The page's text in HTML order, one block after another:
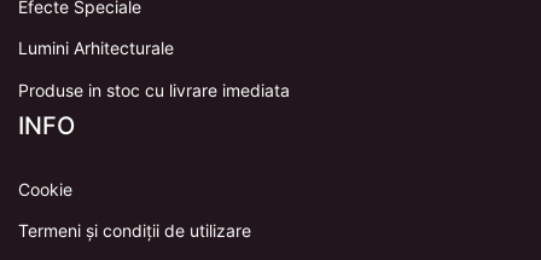
Efecte Speciale
Lumini Arhitecturale
Produse in stoc cu livrare imediata
INFO
Cookie
Termeni și condiții de utilizare